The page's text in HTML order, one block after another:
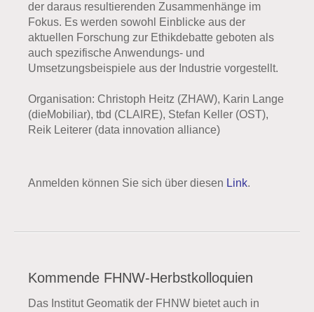
der daraus resultierenden Zusammenhänge im
Fokus. Es werden sowohl Einblicke aus der
aktuellen Forschung zur Ethikdebatte geboten als
auch spezifische Anwendungs- und
Umsetzungsbeispiele aus der Industrie vorgestellt.
Organisation: Christoph Heitz (ZHAW), Karin Lange
(dieMobiliar), tbd (CLAIRE), Stefan Keller (OST),
Reik Leiterer (data innovation alliance)
Anmelden können Sie sich über diesen Link.
Kommende FHNW-Herbstkolloquien
Das Institut Geomatik der FHNW bietet auch in